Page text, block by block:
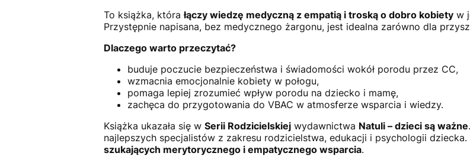
To książka, którałączy wiedzę medyczną z empatią i troską o dobro kobietyw
Przystępnie napisana, bez medycznego żargonu, jest idealna zarówno dla
Dlaczego warto przeczytać?
buduje poczucie bezpieczeństwa i świadomości wokół porodu przez CC,
wzmacnia emocjonalnie kobiety w połogu,
pomaga lepiej zrozumieć wpływ porodu na dziecko i mamę,
zachęca do przygotowania do VBAC w atmosferze wsparcia i wiedzy.
Książka ukazała się w Serii Rodzicielskiejwydawnictwa Natuli – dzieci są ważne
najlepszych specjalistów z zakresu rodzicielstwa, edukacji i psychologii dziecka.
szukających merytorycznego i empatycznego wsparcia.